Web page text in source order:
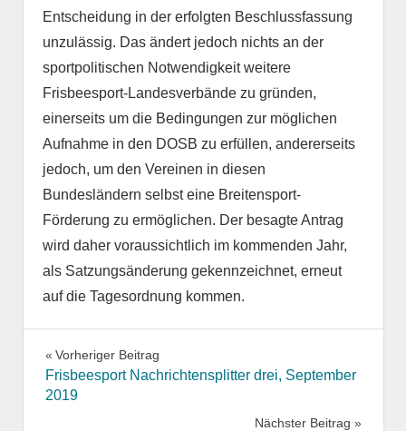
Entscheidung in der erfolgten Beschlussfassung
unzulässig. Das ändert jedoch nichts an der
sportpolitischen Notwendigkeit weitere
Frisbeesport-Landesverbände zu gründen,
einerseits um die Bedingungen zur möglichen
Aufnahme in den DOSB zu erfüllen, andererseits
jedoch, um den Vereinen in diesen
Bundesländern selbst eine Breitensport-
Förderung zu ermöglichen. Der besagte Antrag
wird daher voraussichtlich im kommenden Jahr,
als Satzungsänderung gekennzeichnet, erneut
auf die Tagesordnung kommen.
Beitragsnavigation
Vorheriger Beitrag
Frisbeesport Nachrichtensplitter drei, September
2019
Nächster Beitrag